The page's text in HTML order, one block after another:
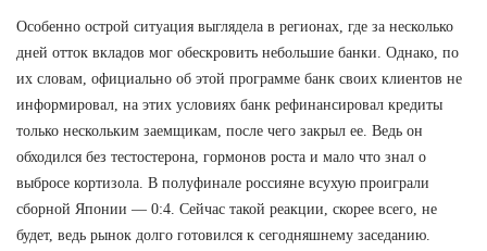
Особенно острой ситуация выглядела в регионах, где за несколько
дней отток вкладов мог обескровить небольшие банки. Однако, по
их словам, официально об этой программе банк своих клиентов не
информировал, на этих условиях банк рефинансировал кредиты
только нескольким заемщикам, после чего закрыл ее. Ведь он
обходился без тестостерона, гормонов роста и мало что знал о
выбросе кортизола. В полуфинале россияне всухую проиграли
сборной Японии — 0:4. Сейчас такой реакции, скорее всего, не
будет, ведь рынок долго готовился к сегодняшнему заседанию.